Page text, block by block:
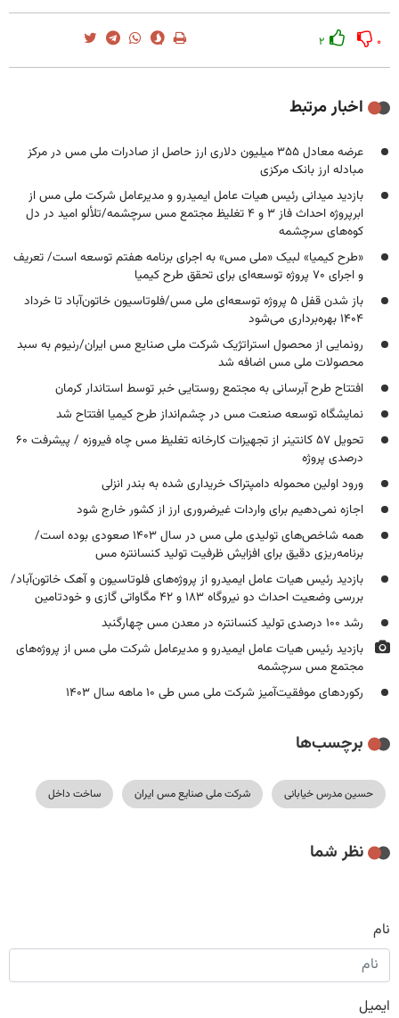
۰ ۲
اخبار مرتبط
عرضه معادل ۳۵۵ میلیون دلاری ارز حاصل از صادرات ملی مس در مرکز
مبادله ارز بانک مرکزی
بازدید میدانی رئیس هیات عامل ایمیدرو و مدیرعامل شرکت ملی مس از
ابرپروژه احداث فاز ۳ و ۴ تغلیظ مجتمع مس سرچشمه/تلألو امید در دل
کوه‌های سرچشمه
«طرح کیمیا» لبیک «ملی مس» به اجرای برنامه هفتم توسعه است/ تعریف
و اجرای ۷۰ پروژه توسعه‌ای برای تحقق طرح کیمیا
باز شدن قفل ۵ پروژه توسعه‌ای ملی مس/فلوتاسیون خاتون‌آباد تا خرداد
۱۴۰۴ بهره‌برداری می‌شود
رونمایی از محصول استراتژیک شرکت ملی صنایع مس ایران/رنیوم به سبد
محصولات ملی مس اضافه شد
افتتاح طرح آبرسانی به مجتمع روستایی خبر توسط استاندار کرمان
نمایشگاه توسعه صنعت مس در چشم‌انداز طرح کیمیا افتتاح شد
تحویل ۵۷ کانتینر از تجهیزات کارخانه تغلیظ مس چاه فیروزه / پیشرفت ۶۰
درصدی پروژه
ورود اولین محموله دامپتراک خریداری شده به بندر انزلی
اجازه نمی‌دهیم برای واردات غیرضروری ارز از کشور خارج شود
همه شاخص‌های تولیدی ملی مس در سال ۱۴۰۳ صعودی بوده است/
برنامه‌ریزی دقیق برای افزایش ظرفیت تولید کنسانتره مس
بازدید رئیس هیات عامل ایمیدرو از پروژه‌های فلوتاسیون و آهک خاتون‌آباد/
بررسی وضعیت احداث دو نیروگاه ۱۸۳ و ۴۲ مگاواتی گازی و خودتامین
رشد ۱۰۰ درصدی تولید کنسانتره در معدن مس چهارگنبد
بازدید رئیس هیات عامل ایمیدرو و مدیرعامل شرکت ملی مس از پروژه‌های
مجتمع مس سرچشمه
رکوردهای موفقیت‌آمیز شرکت ملی مس طی ۱۰ ماهه سال ۱۴۰۳
برچسب‌ها
حسین مدرس خیابانی شرکت ملی صنایع مس ایران ساخت داخل
نظر شما
نام
ایمیل